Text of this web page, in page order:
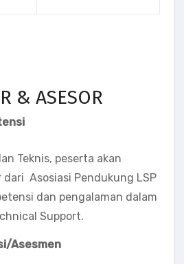
& ASESOR
Teknis, peserta akan
Asosiasi Pendukung LSP
dan pengalaman dalam
Support.
Asesmen